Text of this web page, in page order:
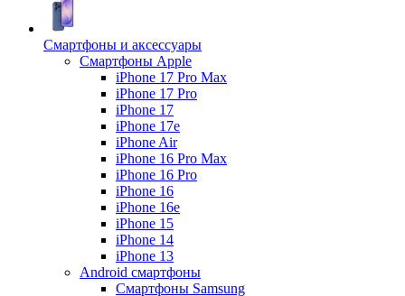
Смартфоны и аксессуары
Смартфоны Apple
iPhone 17 Pro Max
iPhone 17 Pro
iPhone 17
iPhone 17e
iPhone Air
iPhone 16 Pro Max
iPhone 16 Pro
iPhone 16
iPhone 16e
iPhone 15
iPhone 14
iPhone 13
Android cмартфоны
Смартфоны Samsung